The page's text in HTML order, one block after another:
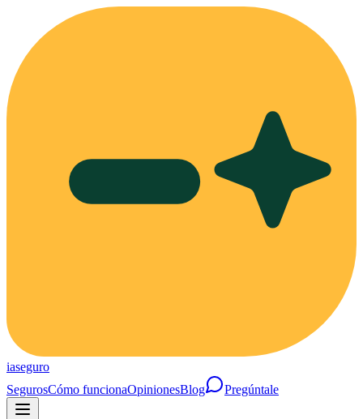
iaseguro
SegurosCómo funcionaOpinionesBlog Pregúntale